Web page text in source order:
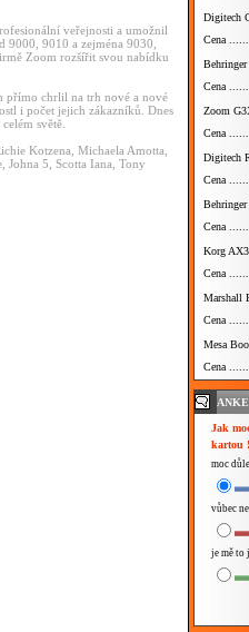
veřejnosti a umožnil
9000, 9010 a zejména 9030,
Zoom rozšířit svou nabídku
přímo chrlil na trh nové a nové
i počet jejich zákazníků. Dnes
světě.
Kotzena, Michaela Amotta,
Johna 5, Scotta Iana, Tony
Digitech
Cena
Cena
Zoom
Cena
Digitech
Cena
Cena
Korg
Cena
Marshall
Cena
Mesa
Cena
Jak
kartou !
moc
vůbec ne
je mě to